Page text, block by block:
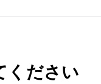
ください